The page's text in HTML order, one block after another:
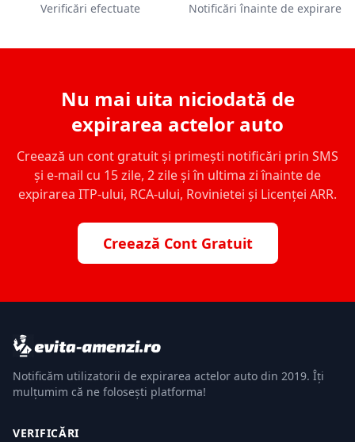
Verificări efectuate Notificări înainte de expirare
Nu mai uita niciodată de
expirarea actelor auto
Creează un cont gratuit și primești notificări prin SMS
și e-mail cu 15 zile, 2 zile și în ultima zi înainte de
expirarea ITP-ului, RCA-ului, Rovinietei și Licenței ARR.
Creează Cont Gratuit
Notificăm utilizatorii de expirarea actelor auto din 2019. Îți
mulțumim că ne folosești platforma!
VERIFICĂRI